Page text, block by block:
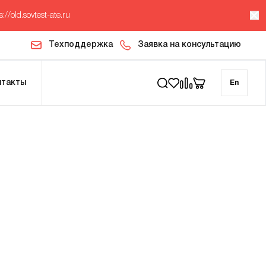
old.sovtest-ate.ru
Техподдержка Заявка на консультацию
En